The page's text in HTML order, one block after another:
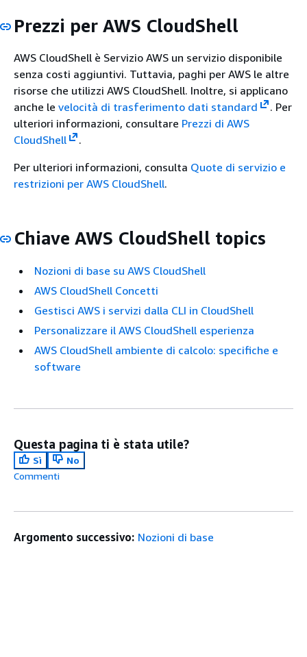
Prezzi per AWS CloudShell
AWS CloudShell è Servizio AWS un servizio disponibile
senza costi aggiuntivi. Tuttavia, paghi per AWS le altre
risorse che utilizzi AWS CloudShell. Inoltre, si applicano
anche le velocità di trasferimento dati standard
. Per
ulteriori informazioni, consultare Prezzi di AWS
CloudShell
.
Per ulteriori informazioni, consulta Quote di servizio e
restrizioni per AWS CloudShell.
Chiave AWS CloudShell topics
Nozioni di base su AWS CloudShell
AWS CloudShell Concetti
Gestisci AWS i servizi dalla CLI in CloudShell
Personalizzare il AWS CloudShell esperienza
AWS CloudShell ambiente di calcolo: specifiche e
software
Questa pagina ti è stata utile?
Sì
No
Commenti
Argomento successivo: Nozioni di base